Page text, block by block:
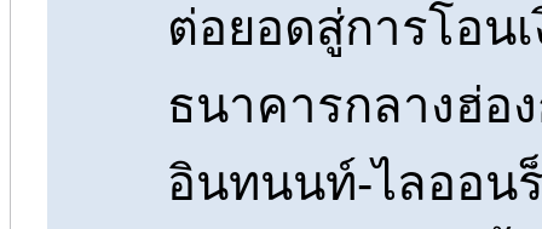
ต่อยอดสู่การโอน
ธนาคารกลางฮ่อ
อินทนนท์-ไลออน